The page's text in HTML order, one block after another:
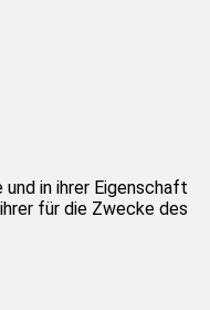
in ihrer Eigenschaft
für die Zwecke des